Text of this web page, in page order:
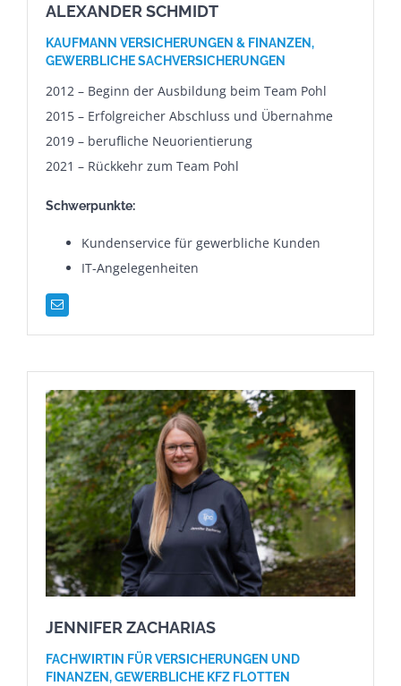
ALEXANDER SCHMIDT
KAUFMANN VERSICHERUNGEN & FINANZEN,
GEWERBLICHE SACHVERSICHERUNGEN
2012 – Beginn der Ausbildung beim Team Pohl
2015 – Erfolgreicher Abschluss und Übernahme
2019 – berufliche Neuorientierung
2021 – Rückkehr zum Team Pohl
Schwerpunkte:
Kundenservice für gewerbliche Kunden
IT-Angelegenheiten
JENNIFER ZACHARIAS
FACHWIRTIN FÜR VERSICHERUNGEN UND
FINANZEN,GEWERBLICHE KFZ FLOTTEN